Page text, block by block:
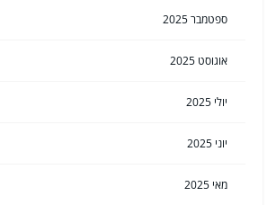
ספטמבר 2025
אוגוסט 2025
יולי 2025
יוני 2025
מאי 2025